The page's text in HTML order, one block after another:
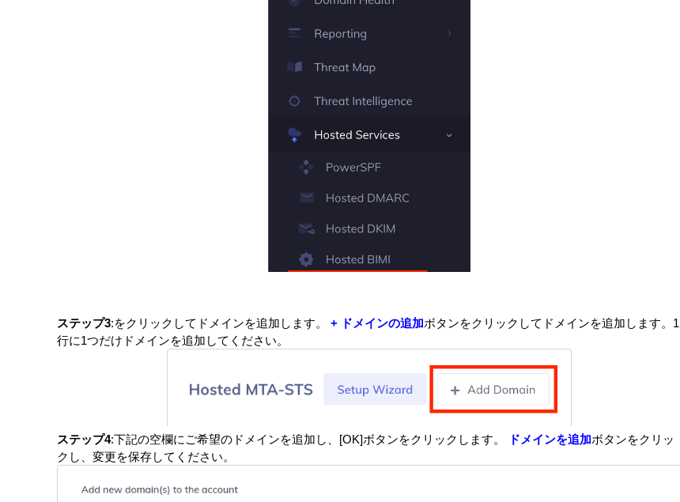
ステップ3:をクリックしてドメインを追加します。 + ドメインの追加ボタンをクリックしてドメインを追加します。1
行に1つだけドメインを追加してください。
ステップ4:下記の空欄にご希望のドメインを追加し、[OK]ボタンをクリックします。 ドメインを追加ボタンをクリッ
クし、変更を保存してください。